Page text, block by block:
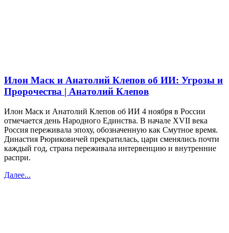
Илон Маск и Анатолий Клепов об ИИ: Угрозы и
Пророчества | Анатолий Клепов
Илон Маск и Анатолий Клепов об ИИ 4 ноября в России
отмечается день Народного Единства. В начале XVII века
Россия переживала эпоху, обозначенную как Смутное время.
Династия Рюриковичей прекратилась, цари сменялись почти
каждый год, страна переживала интервенцию и внутренние
распри.
Далее...